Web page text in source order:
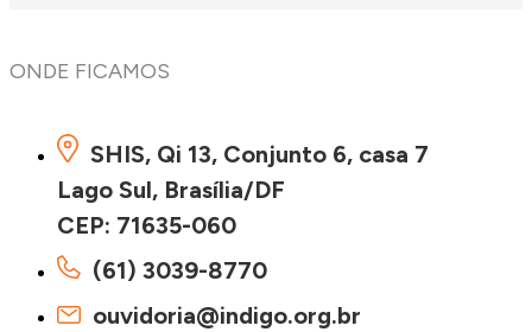
ONDE FICAMOS
SHIS, Qi 13, Conjunto 6, casa 7
Lago Sul, Brasília/DF
CEP: 71635-060
(61) 3039-8770
ouvidoria@indigo.org.br